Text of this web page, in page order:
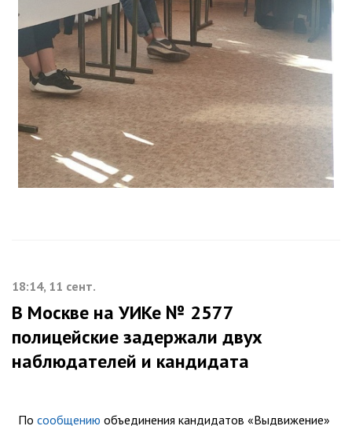
18:14, 11 сент.
В Москве на УИКе № 2577
полицейские задержали двух
наблюдателей и кандидата
По сообщению объединения кандидатов «Выдвижение»